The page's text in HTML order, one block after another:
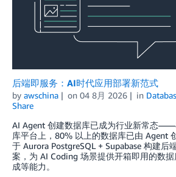
后端即服务：AI时代应用部署新范式
by awschina on 04 8月 2026 in
Share
AI Agent 创建数据库已成为行业新常态——
库平台上，80% 以上的数据库已由 Agent
于 Aurora PostgreSQL + Supabase 构建后
案，为 AI Coding 场景提供开箱即用的数
成等能力。